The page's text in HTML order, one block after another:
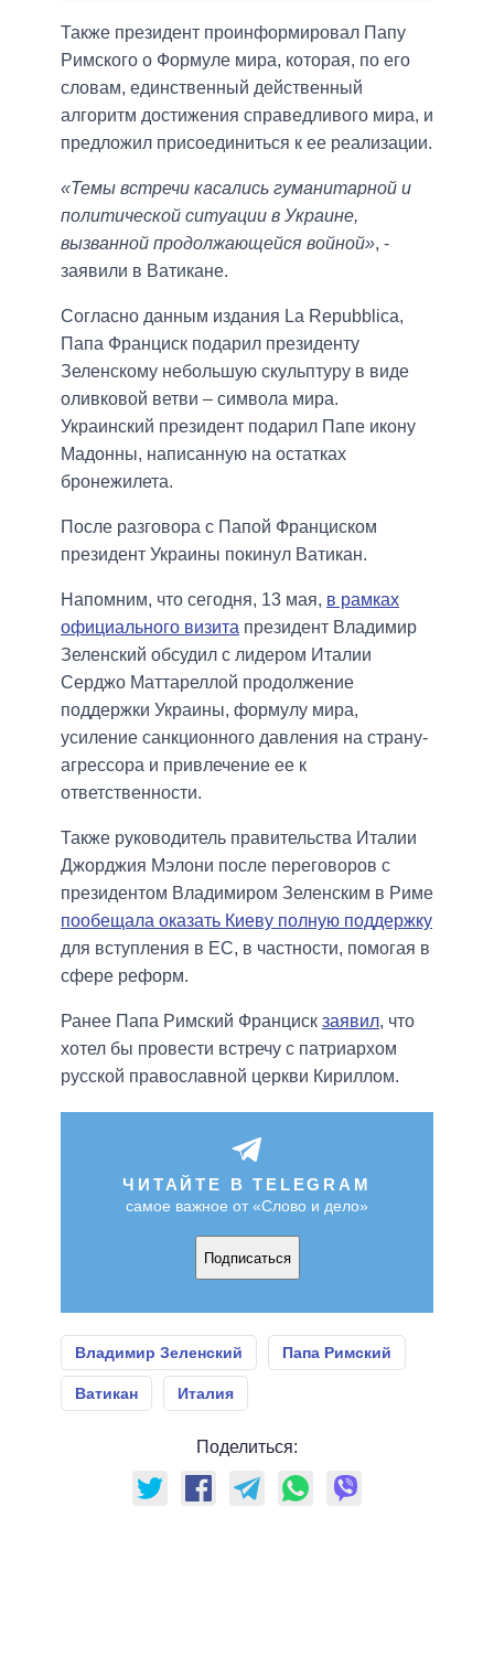
Также президент проинформировал Папу
Римского о Формуле мира, которая, по его
словам, единственный действенный
алгоритм достижения справедливого мира, и
предложил присоединиться к ее реализации.
«Темы встречи касались гуманитарной и
политической ситуации в Украине,
вызванной продолжающейся войной», -
заявили в Ватикане.
Согласно данным издания La Repubblica,
Папа Франциск подарил президенту
Зеленскому небольшую скульптуру в виде
оливковой ветви – символа мира.
Украинский президент подарил Папе икону
Мадонны, написанную на остатках
бронежилета.
После разговора с Папой Франциском
президент Украины покинул Ватикан.
Напомним, что сегодня, 13 мая, в рамках
официального визита президент Владимир
Зеленский обсудил с лидером Италии
Серджо Маттареллой продолжение
поддержки Украины, формулу мира,
усиление санкционного давления на страну-
агрессора и привлечение ее к
ответственности.
Также руководитель правительства Италии
Джорджия Мэлони после переговоров с
президентом Владимиром Зеленским в Риме
пообещала оказать Киеву полную поддержку
для вступления в ЕС, в частности, помогая в
сфере реформ.
Ранее Папа Римский Франциск заявил, что
хотел бы провести встречу с патриархом
русской православной церкви Кириллом.
ЧИТАЙТЕ В TELEGRAM
самое важное от «Слово и дело»
Подписаться
Владимир Зеленский Папа Римский
Ватикан Италия
Поделиться: